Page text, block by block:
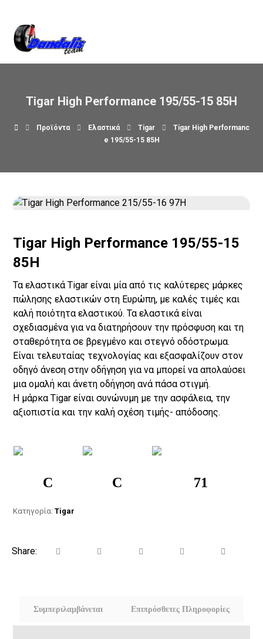
Tigar High Performance 195/55-15 85H
Προϊόντα Ελαστικά Tigar
Tigar High Performanc
e 195/55-15 85H
Tigar High Performance 195/55-15
85H
Τα ελαστικά Tigar είναι μία από τις καλύτερες μάρκες
πώλησης ελαστικών στη Ευρώπη, με καλές τιμές και
καλή ποιότητα ελαστικού. Τα ελαστικά είναι
σχεδιασμένα για να διατηρήσουν την πρόσφυση και τη
σταθερότητα σε βρεγμένο και στεγνό οδόστρωμα.
Είναι τελευταίας τεχνολογίας και εξασφαλίζουν στον
οδηγό άνεση στην οδήγηση για να μπορεί να απολαύσει
μια ομαλή και άνετη οδήγηση ανά πάσα στιγμή.
Η μάρκα Tigar είναι συνώνυμη με την ασφάλεια, την
αξιοπιστία και την καλή σχέση τιμής- απόδοσης.
C C 71
Κατηγορία:Tigar
Συμπεριλαμβάνεται Επιπρόσθετες Πληροφορίες